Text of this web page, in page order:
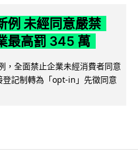
例 未經同意嚴禁
最高罰 345 萬
，全面禁止企業未經消費者同意
記制轉為「opt-in」先徵同意